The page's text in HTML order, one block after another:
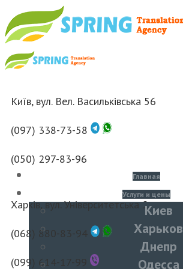
Київ, вул. Вел. Васильківська 56
(097) 338-73-58
(050) 297-83-96
Харків, вул. Університетська 2
(068) 880-83-94
(099) 614-17-99
Главная
Услуги и цены
Киев
Харьков
Днепр
Одесса